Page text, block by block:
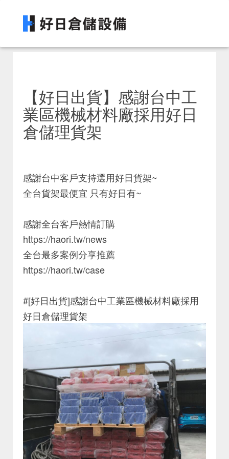
【好日出貨】感謝台中工
業區機械材料廠採用好日
倉儲理貨架
感謝台中客戶支持選用好日貨架~
全台貨架最便宜 只有好日有~
感謝全台客戶熱情訂購
https://haori.tw/news
全台最多案例分享推薦
https://haori.tw/case
#[好日出貨]感謝台中工業區機械材料廠採用
好日倉儲理貨架